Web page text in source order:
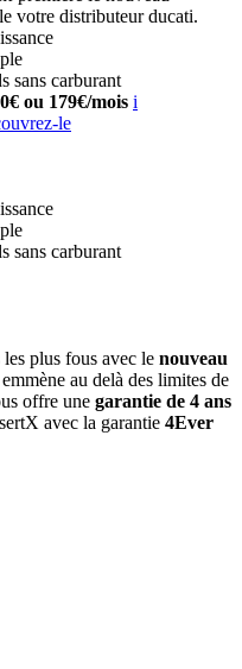
votre distributeur ducati.
sans carburant
ou 179€/mois i
le
sans carburant
plus fous avec le nouveau
au delà des limites de
offre une garantie de 4 ans
avec la garantie 4Ever